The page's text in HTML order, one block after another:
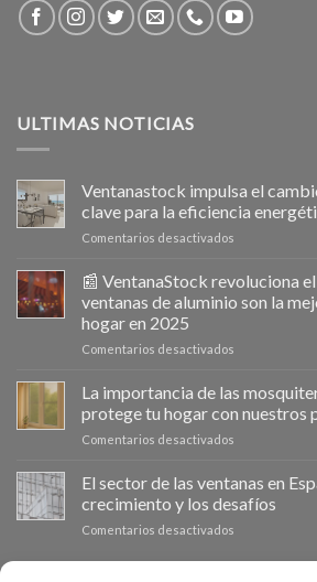
ULTIMAS NOTICIAS
Ventanastock impulsa el
clave para la eficiencia
Comentarios desactivados
impulsa
cambio
la
en
los
📰 VentanaStock revoluciona
ventanas de aluminio son la
hogar en 2025
Comentarios desactivados
VentanaStock
revoluciona
el
qué
las
La importancia de las
protege tu hogar con nuestros
Comentarios desactivados
importancia
las
El sector de las ventanas en
crecimiento y los desafíos
Comentarios desactivados